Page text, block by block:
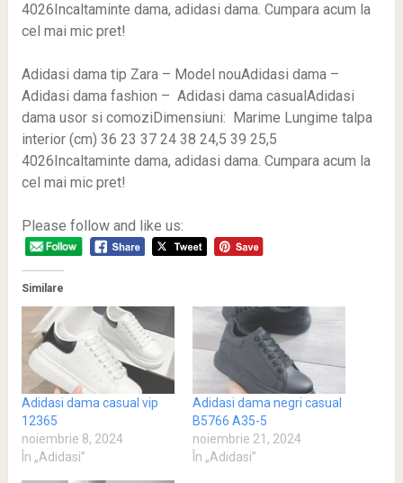
4026Incaltaminte dama, adidasi dama. Cumpara acum la
cel mai mic pret!
Adidasi dama tip Zara – Model nouAdidasi dama –
Adidasi dama fashion – Adidasi dama casualAdidasi
dama usor si comoziDimensiuni: Marime Lungime talpa
interior (cm) 36 23 37 24 38 24,5 39 25,5
4026Incaltaminte dama, adidasi dama. Cumpara acum la
cel mai mic pret!
Please follow and like us:
Similare
Adidasi dama casual vip
12365
noiembrie 8, 2024
În „Adidasi”
Adidasi dama negri casual
B5766 A35-5
noiembrie 21, 2024
În „Adidasi”